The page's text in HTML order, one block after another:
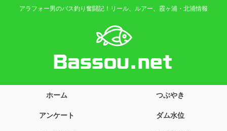
アラフォー男のバス釣り奮闘記！リール、ルアー、霞ヶ浦・北浦情報
ホーム つぶやき
アンケート ダム水位